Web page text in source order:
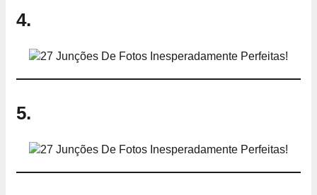
4.
5.